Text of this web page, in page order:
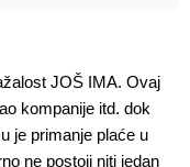
JOŠ IMA. Ovaj
kompanije itd. dok
je primanje plaće u
ne postoji niti jedan